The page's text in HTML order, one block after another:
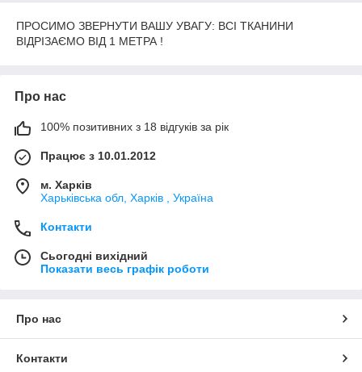
ПРОСИМО ЗВЕРНУТИ ВАШУ УВАГУ: ВСІ ТКАНИНИ
ВІДРІЗАЄМО ВІД 1 МЕТРА !
Про нас
100% позитивних з 18 відгуків за рік
Працює з 10.01.2012
м. Харків
Харьківська обл, Харків , Україна
Контакти
Сьогодні вихідний
Показати весь графік роботи
Про нас
Контакти